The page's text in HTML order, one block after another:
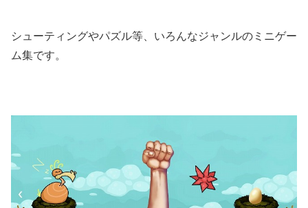
シューティングやパズル等、いろんなジャンルのミニゲー
ム集です。